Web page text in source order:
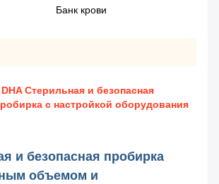
Банк крови
Стерильная и безопасная
с настройкой оборудования
и безопасная пробирка
объемом и